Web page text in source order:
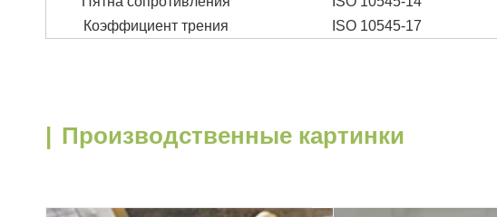
Коэффициент трения
ISO 10545-17
| Производственные картинки